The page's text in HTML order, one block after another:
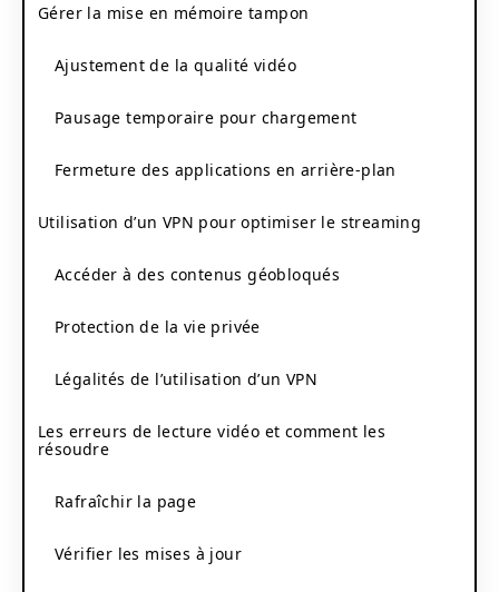
Gérer la mise en mémoire tampon
Ajustement de la qualité vidéo
Pausage temporaire pour chargement
Fermeture des applications en arrière-plan
Utilisation d’un VPN pour optimiser le streaming
Accéder à des contenus géobloqués
Protection de la vie privée
Légalités de l’utilisation d’un VPN
Les erreurs de lecture vidéo et comment les
résoudre
Rafraîchir la page
Vérifier les mises à jour